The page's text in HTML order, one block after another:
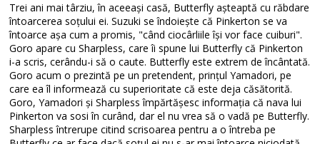
Trei ani mai târziu, în aceeași casă, Butterfly așteaptă cu răbdare
întoarcerea soțului ei. Suzuki se îndoiește că Pinkerton se va
întoarce așa cum a promis, "când ciocârliile își vor face cuiburi".
Goro apare cu Sharpless, care îi spune lui Butterfly că Pinkerton
i-a scris, cerându-i să o caute. Butterfly este extrem de încântată.
Goro acum o prezintă pe un pretendent, prințul Yamadori, pe
care ea îl informează cu superioritate că este deja căsătorită.
Goro, Yamadori și Sharpless împărtășesc informația că nava lui
Pinkerton va sosi în curând, dar el nu vrea să o vadă pe Butterfly.
Sharpless întrerupe citind scrisoarea pentru a o întreba pe